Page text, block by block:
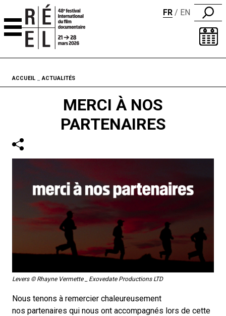
FR EN
Fil d'ariane
ACCUEIL ACTUALITÉS
MERCI À NOS
PARTENAIRES
Levers © Rhayne Vermette _ Exovedate Productions LTD
Nous tenons à remercier chaleureusement
nos partenaires qui nous ont accompagnés lors de cette